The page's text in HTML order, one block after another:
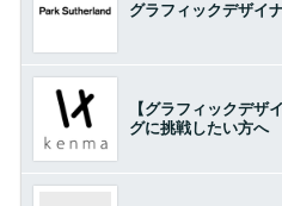
グラフィックデザイ
【グラフィックデザ
グに挑戦したい方へ